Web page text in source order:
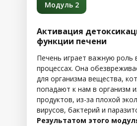
Активация
функции печени
Модуль 2
Печень играет важную роль
процессах. Она
для организма вещества,
попадают к нам в организм
продуктов, из-за плохой
вирусов, бактерий и
Результатом этого